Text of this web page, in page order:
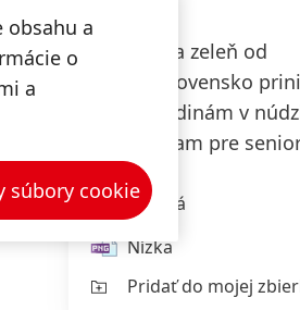
Nábytok a zeleň od
Henkel Slovensko
radosť rodinám v
zariadeniam pre
Vysoká
Nízka
Pridať do mojej
obsahu a
o
a
súbory cookie